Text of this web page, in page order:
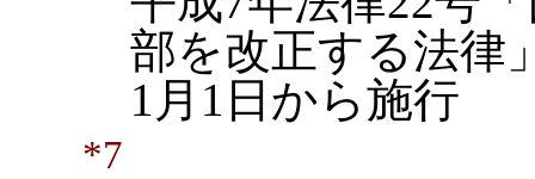
部を改正する法律
1月1日から施行
*7